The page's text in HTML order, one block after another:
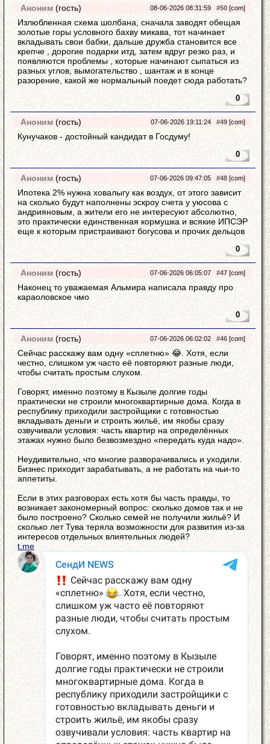
Аноним (гость) 08-06-2026 08:31:59 #50 [com]
Излюбленная схема шолбана, сначала заводят обещая
золотые горы условного бахву микава, тот начинает
вкладывать свои бабки, дальше дружба становится все
крепче , дорогие подарки итд, затем вдруг резко раз, и
появляются проблемы , которые начинают сыпаться из
разных углов, вымогательство , шантаж и в конце
разорение, какой же нормальный поедет сюда работать?
0
Аноним (гость) 07-06-2026 19:11:24 #49 [com]
Кунучаков - достойный кандидат в Госдуму!
0
Аноним (гость) 07-06-2026 09:47:05 #48 [com]
Ипотека 2% нужна ховалыгу как воздух, от этого зависит
на сколько будут наполнены эскроу счета у уюсова с
андрияновым, а жители его не интересуют абсолютно,
это практически единственная кормушка и всякие ИПСЭР
еще к которым пристраивают богусова и прочих дельцов
0
Аноним (гость) 07-06-2026 06:05:07 #47 [com]
Наконец то уважаемая Альмира написала правду про
караоловское чмо
0
Аноним (гость) 07-06-2026 06:02:02 #46 [com]
Сейчас расскажу вам одну «сплетню» 😂. Хотя, если
честно, слишком уж часто её повторяют разные люди,
чтобы считать простым слухом.
Говорят, именно поэтому в Кызыле долгие годы
практически не строили многоквартирные дома. Когда в
республику приходили застройщики с готовностью
вкладывать деньги и строить жильё, им якобы сразу
озвучивали условия: часть квартир на определённых
этажах нужно было безвозмездно «передать куда надо».
Неудивительно, что многие разворачивались и уходили.
Бизнес приходит зарабатывать, а не работать на чьи-то
аппетиты.
Если в этих разговорах есть хотя бы часть правды, то
возникает закономерный вопрос: сколько домов так и не
было построено? Сколько семей не получили жильё? И
сколько лет Тува теряла возможности для развития из-за
интересов отдельных влиятельных людей?
t.me